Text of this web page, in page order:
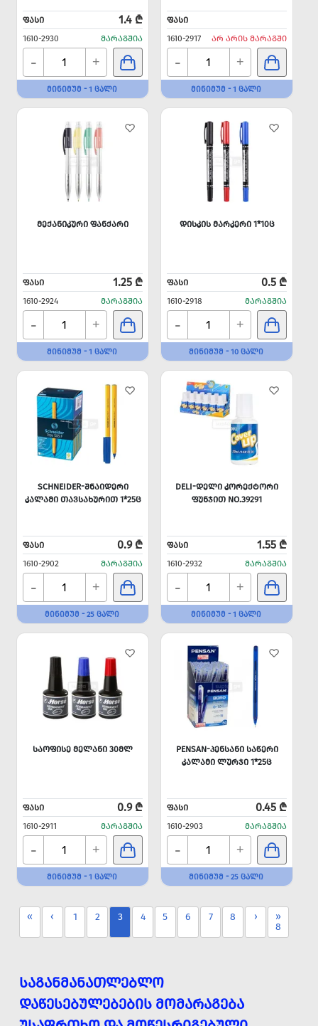
ᲤᲐᲡᲘ 1.4 ₾
1610-2930 ᲛᲐᲠᲐᲒᲨᲘᲐ
- +
ᲛᲘᲜᲘᲛᲣᲛ - 1 ᲪᲐᲚᲘ
ᲤᲐᲡᲘ
1610-2917
ᲐᲠ ᲐᲠᲘᲡ ᲛᲐᲠᲐᲒᲨᲘ
- +
ᲛᲘᲜᲘᲛᲣᲛ - 1 ᲪᲐᲚᲘ
ᲛᲔᲥᲐᲜᲘᲙᲣᲠᲘ ᲤᲐᲜᲥᲐᲠᲘ
ᲤᲐᲡᲘ 1.25 ₾
1610-2924 ᲛᲐᲠᲐᲒᲨᲘᲐ
- +
ᲛᲘᲜᲘᲛᲣᲛ - 1 ᲪᲐᲚᲘ
ᲓᲘᲡᲙᲘᲡ ᲛᲐᲠᲙᲔᲠᲘ 1*10Ც
ᲤᲐᲡᲘ 0.5 ₾
1610-2918 ᲛᲐᲠᲐᲒᲨᲘᲐ
- +
ᲛᲘᲜᲘᲛᲣᲛ - 10 ᲪᲐᲚᲘ
SCHNEIDER-ᲨᲜᲐᲘᲓᲔᲠᲘ
ᲙᲐᲚᲐᲛᲘ ᲗᲐᲕᲡᲐᲮᲣᲠᲘᲗ 1*25Ც
ᲤᲐᲡᲘ 0.9 ₾
1610-2902 ᲛᲐᲠᲐᲒᲨᲘᲐ
- +
ᲛᲘᲜᲘᲛᲣᲛ - 25 ᲪᲐᲚᲘ
DELI-ᲓᲔᲚᲘ ᲙᲝᲠᲔᲥᲢᲝᲠᲘ
ᲤᲣᲜᲯᲘᲗ NO.39291
ᲤᲐᲡᲘ 1.55 ₾
1610-2932 ᲛᲐᲠᲐᲒᲨᲘᲐ
- +
ᲛᲘᲜᲘᲛᲣᲛ - 1 ᲪᲐᲚᲘ
ᲡᲐᲝᲤᲘᲡᲔ ᲛᲔᲚᲐᲜᲘ 30ᲛᲚ
ᲤᲐᲡᲘ 0.9 ₾
1610-2911 ᲛᲐᲠᲐᲒᲨᲘᲐ
- +
ᲛᲘᲜᲘᲛᲣᲛ - 1 ᲪᲐᲚᲘ
PENSAN-ᲞᲔᲜᲡᲐᲜᲘ ᲡᲐᲬᲔᲠᲘ
ᲙᲐᲚᲐᲛᲘ ᲚᲣᲠᲯᲘ 1*25Ც
ᲤᲐᲡᲘ 0.45 ₾
1610-2903 ᲛᲐᲠᲐᲒᲨᲘᲐ
- +
ᲛᲘᲜᲘᲛᲣᲛ - 25 ᲪᲐᲚᲘ
« ‹ 1 2 3 4 5 6 7 8 ›
»
8
ᲡᲐᲒᲐᲜᲛᲐᲜᲐᲗᲚᲔᲑᲚᲝ
ᲓᲐᲬᲔᲡᲔᲑᲣᲚᲔᲑᲔᲑᲘᲡ ᲛᲝᲛᲐᲠᲐᲒᲔᲑᲐ